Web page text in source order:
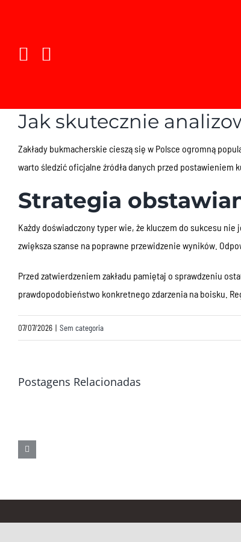
conteúdo
Jak skutecznie
Zakłady bukmacherskie cieszą się w Polsce ogromną
warto śledzić oficjalne źródła danych przed postawieniem
Strategia
Każdy doświadczony typer wie, że kluczem do sukcesu
zwiększa szanse na poprawne przewidzenie wyników.
Przed zatwierdzeniem zakładu pamiętaj o sprawdzeniu
prawdopodobieństwo konkretnego zdarzenia na boisku.
07/07/2026 | Sem categoria
Postagens Relacionadas